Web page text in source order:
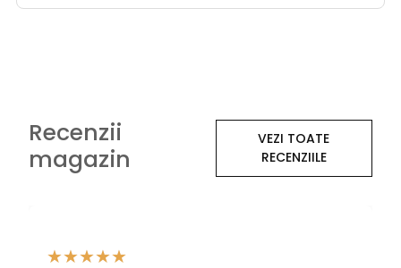
Recenzii
magazin
VEZI TOATE
RECENZIILE